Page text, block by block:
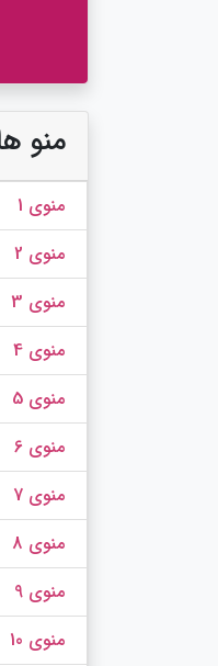
منو
منوی 1
منوی 2
منوی 3
منوی 4
منوی 5
منوی 6
منوی 7
منوی 8
منوی 9
منوی 10